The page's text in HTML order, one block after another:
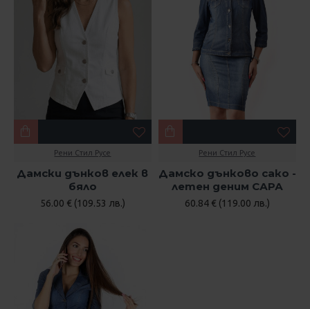
Рени Стил Русе
Дамски дънков елек в
бяло
56.00 € (109.53 лв.)
Рени Стил Русе
Дамско дънково сако -
летен деним САРА
60.84 € (119.00 лв.)